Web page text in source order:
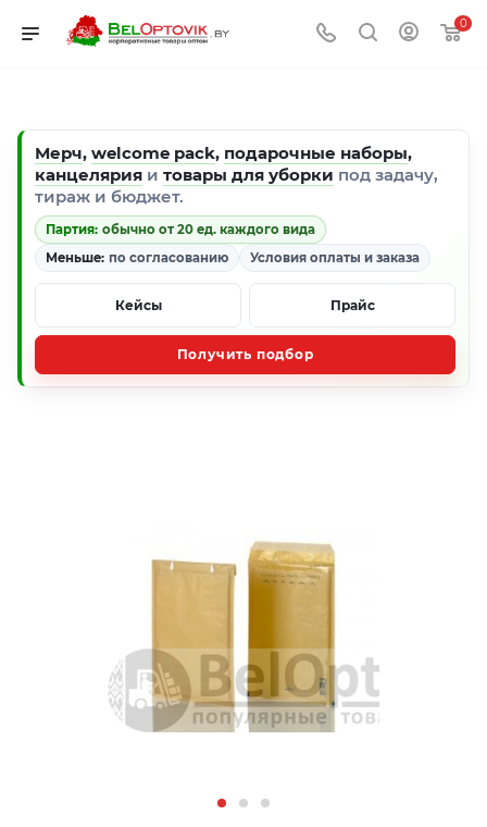
0
Мерч, welcome pack, подарочные наборы,
канцелярия и товары для уборки под задачу,
тираж и бюджет.
Партия: обычно от 20 ед. каждого вида
Меньше: по согласованию Условия оплаты и заказа
Кейсы Прайс
Получить подбор